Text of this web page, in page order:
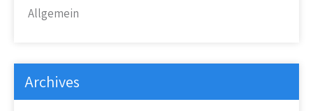
Allgemein
Archives